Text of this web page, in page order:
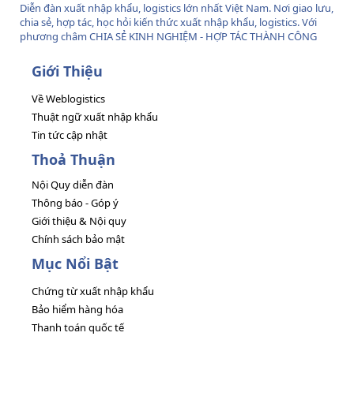
Diễn đàn xuất nhập khẩu, logistics lớn nhất Việt Nam. Nơi giao lưu,
chia sẻ, hợp tác, học hỏi kiến thức xuất nhập khẩu, logistics. Với
phương châm CHIA SẺ KINH NGHIỆM - HỢP TÁC THÀNH CÔNG
Giới Thiệu
Về Weblogistics
Thuật ngữ xuất nhập khẩu
Tin tức cập nhật
Thoả Thuận
Nội Quy diễn đàn
Thông báo - Góp ý
Giới thiệu & Nội quy
Chính sách bảo mật
Mục Nổi Bật
Chứng từ xuất nhập khẩu
Bảo hiểm hàng hóa
Thanh toán quốc tế